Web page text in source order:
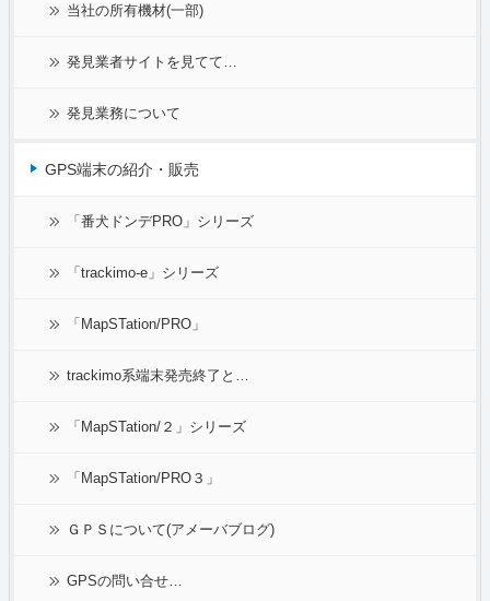
当社の所有機材(一部)
発見業者サイトを見てて…
発見業務について
GPS端末の紹介・販売
「番犬ドンデPRO」シリーズ
「trackimo-e」シリーズ
「MapSTation/PRO」
trackimo系端末発売終了と…
「MapSTation/２」シリーズ
「MapSTation/PRO３」
ＧＰＳについて(アメーバブログ)
GPSの問い合せ…